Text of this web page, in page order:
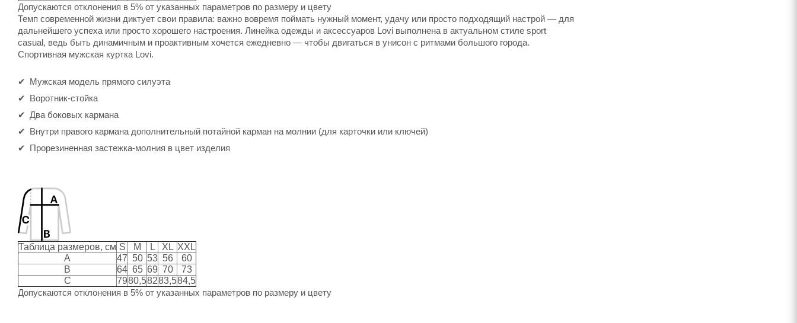
Допускаются отклонения в 5% от указанных параметров по размеру и цвету
Темп современной жизни диктует свои правила: важно вовремя поймать нужный момент, удачу или просто подходящий настрой — для
дальнейшего успеха или просто хорошего настроения. Линейка одежды и аксессуаров Lovi выполнена в актуальном стиле sport
casual, ведь быть динамичным и проактивным хочется ежедневно — чтобы двигаться в унисон с ритмами большого города.
Спортивная мужская куртка Lovi.
Мужская модель прямого силуэта
Воротник-стойка
Два боковых кармана
Внутри правого кармана дополнительный потайной карман на молнии (для карточки или ключей)
Прорезиненная застежка-молния в цвет изделия
Таблица размеров, см S M L XL XXL
A
47 50 53 56
60
B
64 65 69 70
73
C
7980,58283,584,5
Допускаются отклонения в 5% от указанных параметров по размеру и цвету